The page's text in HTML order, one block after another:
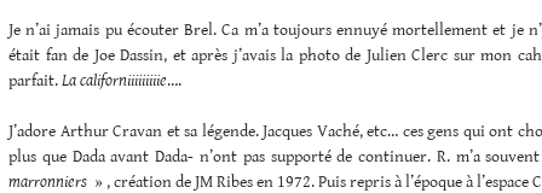
Je n’ai jamais pu écouter Brel. Ca m’a toujours ennuyé mortellement et je
était fan de Joe Dassin, et après j’avais la photo de Julien Clerc sur mon
parfait.La californiiiiiiiiie….
J’adore Arthur Cravan et sa légende. Jacques Vaché, etc… ces gens qui ont
plus que Dada avant Dada- n’ont pas supporté de continuer. R. m’a
marronniers » , création de JM Ribes en 1972. Puis repris à l’époque à